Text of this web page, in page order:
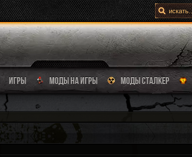
ИГРЫ МОДЫ НА ИГРЫ МОДЫ СТАЛКЕР